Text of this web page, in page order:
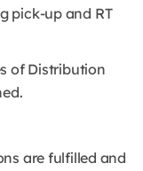
pick-up and RT
of Distribution
are fulfilled and